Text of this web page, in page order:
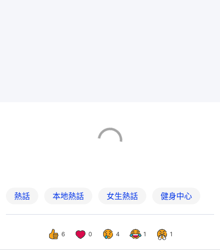
熱話 本地熱話 女生熱話 健身中心
6 0 4 1 1